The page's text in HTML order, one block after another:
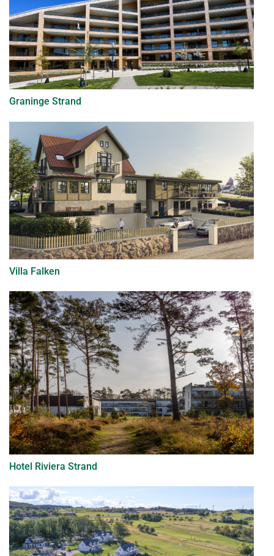
Graninge Strand
Villa Falken
Hotel Riviera Strand